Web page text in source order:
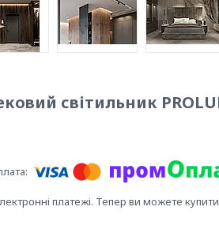
світильник
платежі. Тепер ви можете